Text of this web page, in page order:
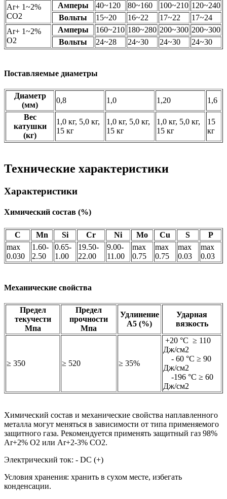
Ar+ 1~2%
CO2
Амперы 40~120 80~160 100~210 120~240
Вольты
15~20 16~22 17~22
17~24
Ar+ 1~2%
O2
Амперы 160~210 180~280 200~300 200~300
Вольты
24~28 24~30 24~30 24~30
Поставляемые диаметры
Диаметр
(мм)
0,8 1,0 1,20
1,6
Вес
катушки
(кг)
1,0 кг, 5,0 кг,
15 кг
1,0 кг, 5,0 кг,
15 кг
1,0 кг, 5,0 кг,
15 кг
15
кг
Технические характеристики
Характеристики
Химический состав (%)
C Mn Si Cr Ni Mo Cu S
P
max
0.030
1.60-
2.50
0.65-
1.00
19.50-
22.00
9.00-
11.00
max
0.75
max
0.75
max
0.03
max
0.03
Механические свойства
Предел
текучести
Мпа
Предел
прочности
Мпа
Удлинение
А5 (%)
Ударная
вязкость
≥ 350 ≥ 520 ≥ 35%
+20 °С ≥ 110
Дж/см2
- 60 °С ≥ 90
Дж/см2
-196 °С ≥ 60
Дж/см2
Химический состав и механические свойства наплавленного
металла могут меняться в зависимости от типа применяемого
защитного газа. Рекомендуется применять защитный газ 98%
Ar+2% O2 или Ar+2-3% CО2.
Электрический ток: - DC (+)
Условия хранения: хранить в сухом месте, избегать
конденсации.